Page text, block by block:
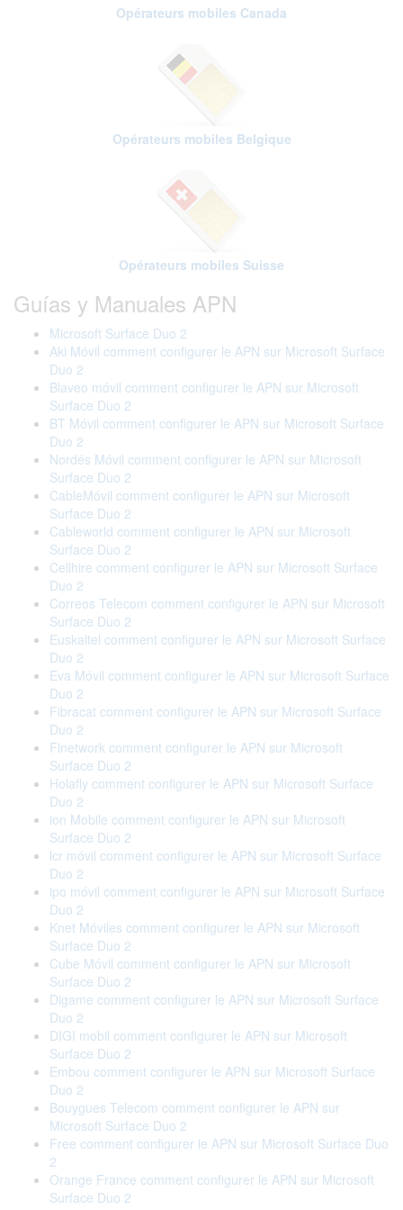
Opérateurs mobiles Canada
Opérateurs mobiles Belgique
Opérateurs mobiles Suisse
Guías y Manuales APN
Microsoft Surface Duo 2
Aki Móvil comment configurer le APN sur Microsoft Surface
Duo 2
Blaveo móvil comment configurer le APN sur Microsoft
Surface Duo 2
BT Móvil comment configurer le APN sur Microsoft Surface
Duo 2
Nordés Móvil comment configurer le APN sur Microsoft
Surface Duo 2
CableMóvil comment configurer le APN sur Microsoft
Surface Duo 2
Cableworld comment configurer le APN sur Microsoft
Surface Duo 2
Cellhire comment configurer le APN sur Microsoft Surface
Duo 2
Correos Telecom comment configurer le APN sur Microsoft
Surface Duo 2
Euskaltel comment configurer le APN sur Microsoft Surface
Duo 2
Eva Móvil comment configurer le APN sur Microsoft Surface
Duo 2
Fibracat comment configurer le APN sur Microsoft Surface
Duo 2
Finetwork comment configurer le APN sur Microsoft
Surface Duo 2
Holafly comment configurer le APN sur Microsoft Surface
Duo 2
ion Mobile comment configurer le APN sur Microsoft
Surface Duo 2
lcr móvil comment configurer le APN sur Microsoft Surface
Duo 2
ipo móvil comment configurer le APN sur Microsoft Surface
Duo 2
Knet Móviles comment configurer le APN sur Microsoft
Surface Duo 2
Cube Móvil comment configurer le APN sur Microsoft
Surface Duo 2
Digame comment configurer le APN sur Microsoft Surface
Duo 2
DIGI mobil comment configurer le APN sur Microsoft
Surface Duo 2
Embou comment configurer le APN sur Microsoft Surface
Duo 2
Bouygues Telecom comment configurer le APN sur
Microsoft Surface Duo 2
Free comment configurer le APN sur Microsoft Surface Duo
2
Orange France comment configurer le APN sur Microsoft
Surface Duo 2